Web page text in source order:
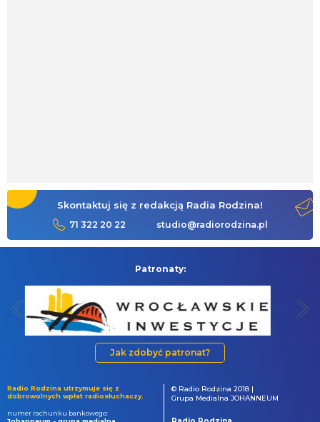
Skontaktuj się z redakcją Radia Rodzina!
71 322 20 22 studio@radiorodzina.pl
Patronaty:
Jak zdobyć patronat?
Radio Rodzina utrzymuje się z
dobrowolnych wpłat radiosłuchaczy.
numer rachunku bankowego:
© Radio Rodzina 2018 |
Grupa Medialna JOHANNEUM